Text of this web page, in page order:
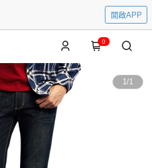
開啟APP
0
1/1